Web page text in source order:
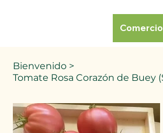
Comercio
Bienvenido >